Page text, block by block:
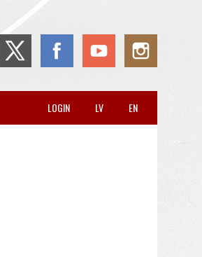
EN
LV
LOGIN